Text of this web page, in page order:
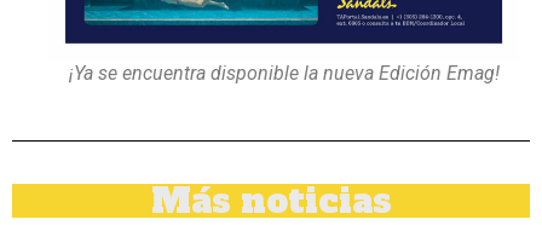
¡Ya se encuentra disponible la nueva Edición Emag!
Más noticias